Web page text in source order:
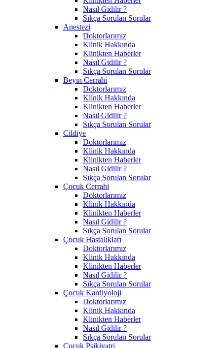
Nasıl Gidilir ?
Sıkça Sorulan Sorular
Anestezi
Doktorlarımız
Klinik Hakkında
Klinikten Haberler
Nasıl Gidilir ?
Sıkça Sorulan Sorular
Beyin Cerrahi
Doktorlarımız
Klinik Hakkında
Klinikten Haberler
Nasıl Gidilir ?
Sıkça Sorulan Sorular
Cildiye
Doktorlarımız
Klinik Hakkında
Klinikten Haberler
Nasıl Gidilir ?
Sıkça Sorulan Sorular
Çocuk Cerrahi
Doktorlarımız
Klinik Hakkında
Klinikten Haberler
Nasıl Gidilir ?
Sıkça Sorulan Sorular
Çocuk Hastalıkları
Doktorlarımız
Klinik Hakkında
Klinikten Haberler
Nasıl Gidilir ?
Sıkça Sorulan Sorular
Çocuk Kardiyoloji
Doktorlarımız
Klinik Hakkında
Klinikten Haberler
Nasıl Gidilir ?
Sıkça Sorulan Sorular
Çocuk Psikiyatri